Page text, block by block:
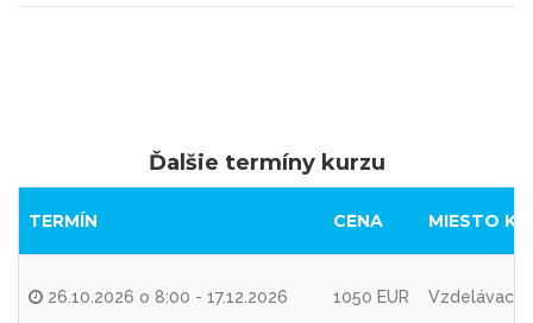
Ďalšie termíny kurzu
TERMÍN CENA MIESTO
26.10.2026 o 8:00 - 17.12.2026 1050 EUR Vzdelávacia